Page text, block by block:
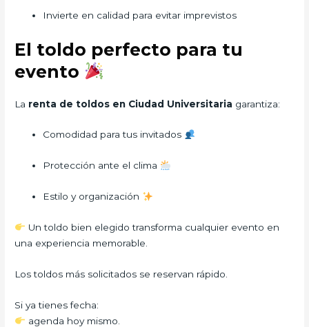
Invierte en calidad para evitar imprevistos
El toldo perfecto para tu
evento
La renta de toldos en Ciudad Universitaria garantiza:
Comodidad para tus invitados
Protección ante el clima
Estilo y organización
Un toldo bien elegido transforma cualquier evento en
una experiencia memorable.
Los toldos más solicitados se reservan rápido.
Si ya tienes fecha:
agenda hoy mismo.